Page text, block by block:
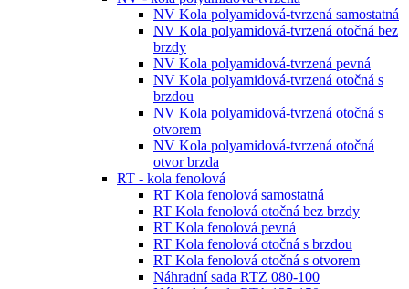
NV Kola polyamidová-tvrzená samostatná
NV Kola polyamidová-tvrzená otočná bez
brzdy
NV Kola polyamidová-tvrzená pevná
NV Kola polyamidová-tvrzená otočná s
brzdou
NV Kola polyamidová-tvrzená otočná s
otvorem
NV Kola polyamidová-tvrzená otočná
otvor brzda
RT - kola fenolová
RT Kola fenolová samostatná
RT Kola fenolová otočná bez brzdy
RT Kola fenolová pevná
RT Kola fenolová otočná s brzdou
RT Kola fenolová otočná s otvorem
Náhradní sada RTZ 080-100